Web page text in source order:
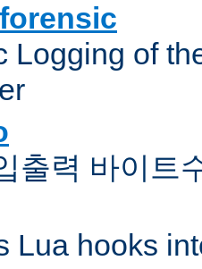
Logging of
출력 바이트
Lua hooks